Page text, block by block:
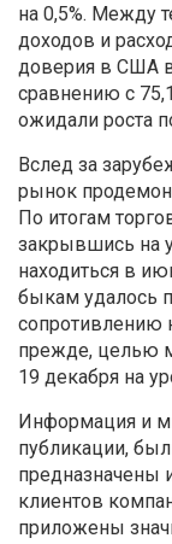
на 0,5%. Между
доходов и
доверия в США
сравнению с
ожидали роста
Вслед за
рынок
По итогам
закрывшись на
находиться в
быкам удалось
сопротивлению
прежде, целью
19 декабря на
Информация и
публикации,
предназначены
клиентов
приложены